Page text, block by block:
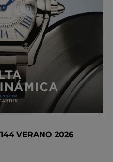
VERANO 2026